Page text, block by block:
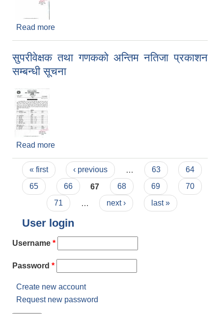
Read more
सुपरीवेक्षक तथा गणकको अन्तिम नतिजा प्रकाशन
सम्बन्धी सूचना
Read more
Pages
« first ‹ previous 63
64
65
66 67 68 69
70
71
next › last »
User login
Username *
Password *
Create new account
Request new password